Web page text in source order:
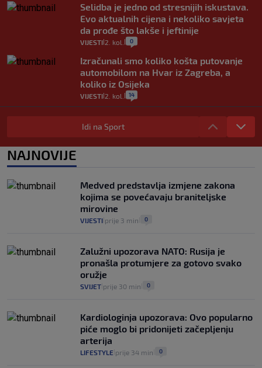
Selidba je jedno od stresnijih iskustava.
Evo aktualnih cijena i nekoliko savjeta
da prođe što lakše i jeftinije
VIJESTI 2. kol. 0
Izračunali smo koliko košta putovanje
automobilom na Hvar iz Zagreba, a
koliko iz Osijeka
VIJESTI 2. kol. 14
"Kći je otišla na more, a zaboravila
zdravstvenu iskaznicu". Kakva su prava
pacijenata izvan mjesta prebivališta?
1
Plenković na 15 dana ukine mjere: "Ne bi
se dogodilo ništa. Vlada se zaljubila u te
intervencije"
Idi na Sport
NAJNOVIJE
Medved predstavlja izmjene zakona
kojima se povećavaju braniteljske
mirovine
VIJESTI prije 3 min 0
Zalužni upozorava NATO: Rusija je
pronašla protumjere za gotovo svako
oružje
SVIJET prije 30 min 0
Kardiologinja upozorava: Ovo popularno
piće moglo bi pridonijeti začepljenju
arterija
LIFESTYLE prije 34 min 0